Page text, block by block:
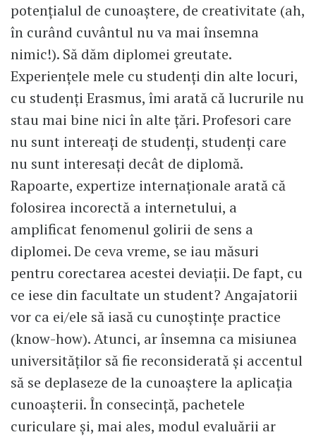
potențialul de cunoaștere, de creativitate (ah,
în curând cuvântul nu va mai însemna
nimic!). Să dăm diplomei greutate.
Experiențele mele cu studenți din alte locuri,
cu studenți Erasmus, îmi arată că lucrurile nu
stau mai bine nici în alte țări. Profesori care
nu sunt intereați de studenți, studenți care
nu sunt interesați decât de diplomă.
Rapoarte, expertize internaționale arată că
folosirea incorectă a internetului, a
amplificat fenomenul golirii de sens a
diplomei. De ceva vreme, se iau măsuri
pentru corectarea acestei deviații. De fapt, cu
ce iese din facultate un student? Angajatorii
vor ca ei/ele să iasă cu cunoștințe practice
(know-how). Atunci, ar însemna ca misiunea
universităților să fie reconsiderată și accentul
să se deplaseze de la cunoaștere la aplicația
cunoașterii. În consecință, pachetele
curiculare și, mai ales, modul evaluării ar